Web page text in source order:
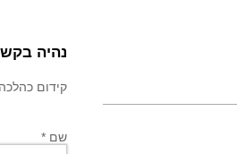
נהיה
קידום כהלכה כל
שם *